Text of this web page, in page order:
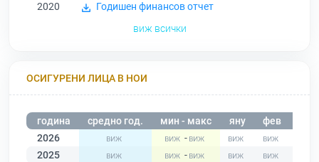
2020
Годишен финансов отчет
виж всички
ОСИГУРЕНИ ЛИЦА В НОИ
година средно год. мин - макс яну фев
2026
-
2025
-